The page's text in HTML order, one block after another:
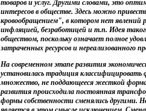
товаров и услуг. Другими словами, это
интересов в обществе. Здесь можно
кровообращением", в котором нет явлений
инфляцией, безработицей и т.п. Идея
обществом, поскольку означает полное
затраченных ресурсов и нереализованного
На современном этапе развития
установилась традиция
множество, не поддающееся жесткой
развития происходила постоянная
формы собственности сменялись другими.